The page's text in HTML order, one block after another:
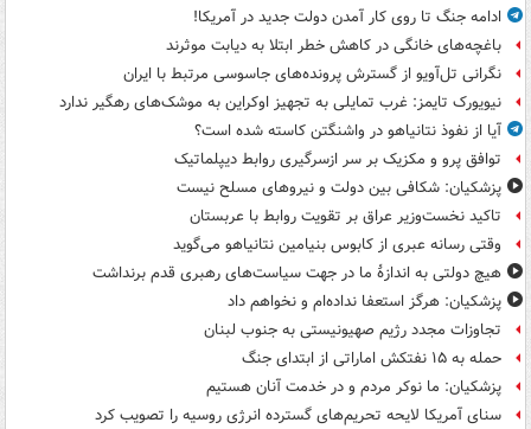
ادامه جنگ تا روی کار آمدن دولت جدید در آمریکا!
باغچه‌های خانگی در کاهش خطر ابتلا به دیابت موثرند
نگرانی تل‌آویو از گسترش پرونده‌های جاسوسی مرتبط با ایران
نیویورک تایمز: غرب تمایلی به تجهیز اوکراین به موشک‌های رهگیر ندارد
آیا از نفوذ نتانیاهو در واشنگتن کاسته شده است؟
توافق پرو و مکزیک بر سر ازسرگیری روابط دیپلماتیک
پزشکیان: شکافی بین دولت و نیروهای مسلح نیست
تاکید نخست‌وزیر عراق بر تقویت روابط با عربستان
وقتی رسانه عبری از کابوس بنیامین نتانیاهو می‌گوید
هیچ دولتی به اندازۀ ما در جهت سیاست‌های رهبری قدم برنداشت
پزشکیان: هرگز استعفا نداده‌ام و نخواهم داد
تجاوزات مجدد رژیم صهیونیستی به جنوب لبنان
حمله به ۱۵ نفتکش‌ اماراتی از ابتدای جنگ
پزشکیان: ما نوکر مردم و در خدمت آنان هستیم
سنای آمریکا لایحه تحریم‌های گسترده انرژی روسیه را تصویب کرد